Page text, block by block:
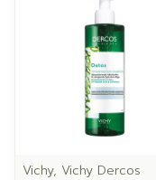
Vichy, Vichy Dercos